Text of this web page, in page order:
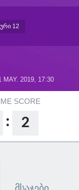
12
MAY. 2019, 17:30
SCORE
: 2